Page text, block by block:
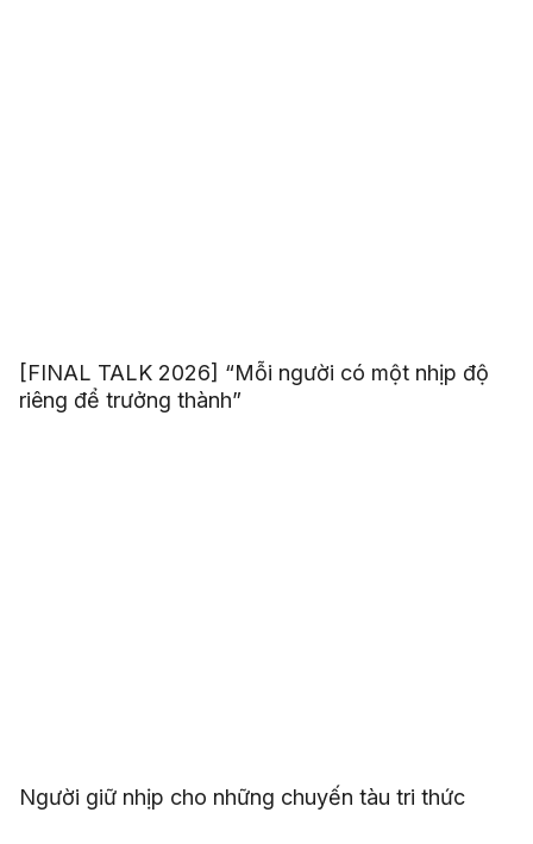
[FINAL TALK 2026] “Mỗi người có một nhịp độ
riêng để trưởng thành”
Người giữ nhịp cho những chuyến tàu tri thức